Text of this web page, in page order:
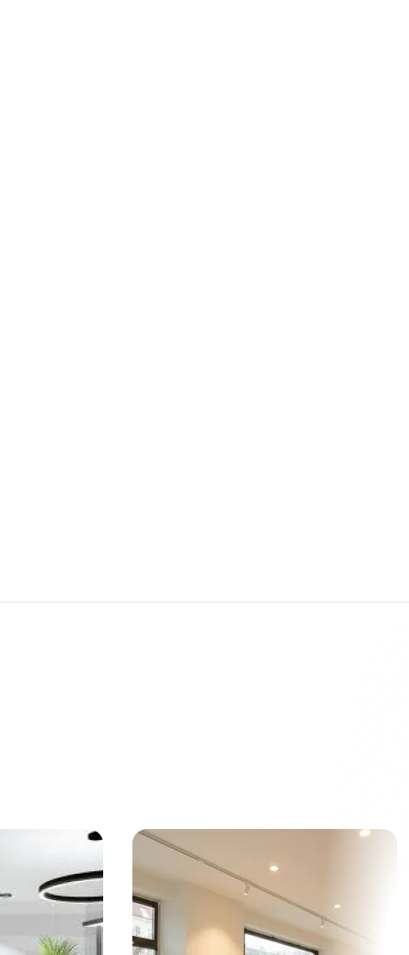
estate
provided